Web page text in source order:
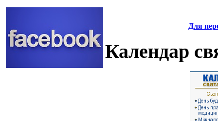
Для
Календар